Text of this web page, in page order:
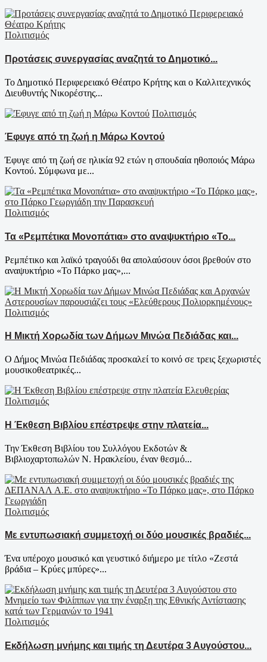
Πολιτισμός
Προτάσεις συνεργασίας αναζητά το Δημοτικό...
Το Δημοτικό Περιφερειακό Θέατρο Κρήτης και ο Καλλιτεχνικός
Διευθυντής Νικορέστης...
Πολιτισμός
Έφυγε από τη ζωή η Μάρω Κοντού
Έφυγε από τη ζωή σε ηλικία 92 ετών η σπουδαία ηθοποιός Μάρω
Κοντού. Σύμφωνα με...
Πολιτισμός
Τα «Ρεμπέτικα Μονοπάτια» στο αναψυκτήριο «Το...
Ρεμπέτικο και λαϊκό τραγούδι θα απολαύσουν όσοι βρεθούν στο
αναψυκτήριο «Το Πάρκο μας»,...
Πολιτισμός
Η Μικτή Χορωδία των Δήμων Μινώα Πεδιάδας και...
Ο Δήμος Μινώα Πεδιάδας προσκαλεί το κοινό σε τρεις ξεχωριστές
μουσικοθεατρικές...
Πολιτισμός
Η Έκθεση Βιβλίου επέστρεψε στην πλατεία...
Την Έκθεση Βιβλίου του Συλλόγου Εκδοτών &
Βιβλιοχαρτοπωλών Ν. Ηρακλείου, έναν θεσμό...
Πολιτισμός
Με εντυπωσιακή συμμετοχή οι δύο μουσικές βραδιές...
Ένα υπέροχο μουσικό και γευστικό διήμερο με τίτλο «Ζεστά
βράδια – Κρύες μπύρες»...
Πολιτισμός
Εκδήλωση μνήμης και τιμής τη Δευτέρα 3 Αυγούστου...